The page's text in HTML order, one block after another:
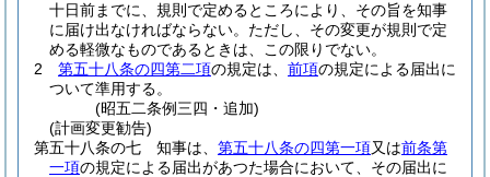
十日前までに、規則で定めるところにより、その旨を知事
に届け出なければならない。 ただし、その変更が規則で定
める軽微なものであるときは、この限りでない。
2
第五十八条の四第二項の規定は、 前項の規定による届出に
ついて準用する。
(昭五二条例三四・追加)
(計画変更勧告)
第五十八条の七
知事は、 第五十八条の四第一項又は前条第
一項の規定による届出があつた場合において、その届出に